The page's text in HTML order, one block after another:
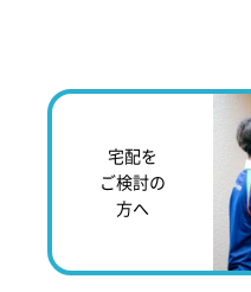
宅配を
ご検討の
方へ